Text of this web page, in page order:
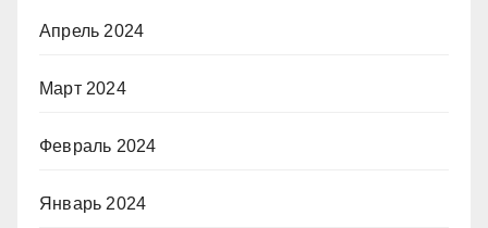
Апрель 2024
Март 2024
Февраль 2024
Январь 2024